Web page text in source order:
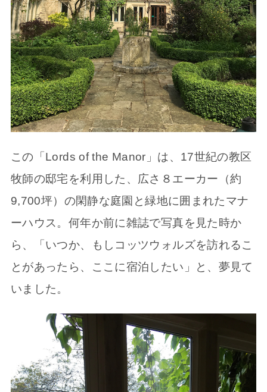
この「Lords of the Manor」は、17世紀の教区
牧師の邸宅を利用した、広さ８エーカー（約
9,700坪）の閑静な庭園と緑地に囲まれたマナ
ーハウス。何年か前に雑誌で写真を見た時か
ら、「いつか、もしコッツウォルズを訪れるこ
とがあったら、ここに宿泊したい」と、夢見て
いました。